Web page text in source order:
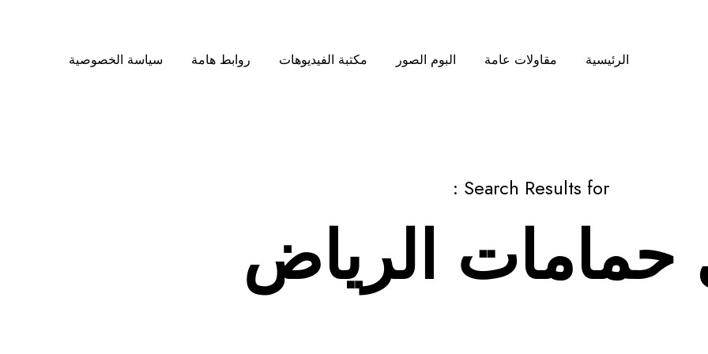
الرئيسية مقاولات عامة البوم الصور مكتبة الفيديوهات روابط هامة سياسة الخصوصية
Search Results for :
الرياض